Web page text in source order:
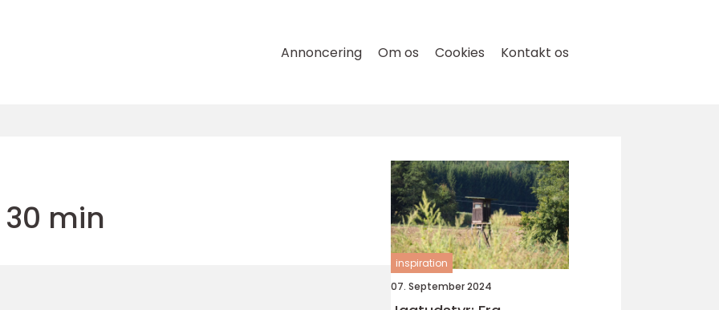
Annoncering Om os Cookies Kontakt os
min
inspiration
07. September 2024